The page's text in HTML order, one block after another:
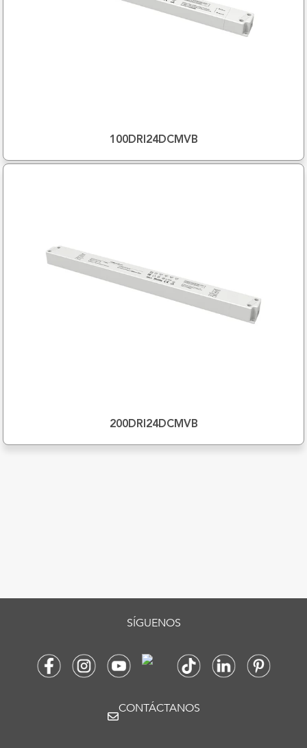
100DRI24DCMVB
200DRI24DCMVB
SÍGUENOS
CONTÁCTANOS